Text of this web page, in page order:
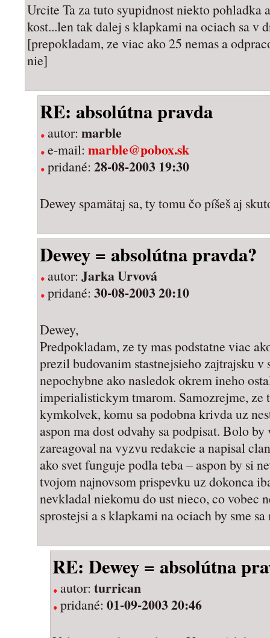
Urcite Ta za tuto syupidnost niekto pohladka
kost...len tak dalej s klapkami na ociach sa v
[prepokladam, ze viac ako 25 nemas a
nie]
RE: absolútna pravda
autor: marble
e-mail: marble@pobox.sk
pridané: 28-08-2003 19:30
Dewey spamätaj sa, ty tomu čo píšeš aj
Dewey = absolútna pravda?
autor: Jarka Urvová
pridané: 30-08-2003 20:10
Dewey,
Predpokladam, ze ty mas podstatne viac
prezil budovanim stastnejsieho zajtrajsku
nepochybne ako nasledok okrem ineho
imperialistickym tmarom. Samozrejme, ze
kymkolvek, komu sa podobna krivda uz
aspon ma dost odvahy sa podpisat. Bolo
zareagoval na vyzvu redakcie a napisal
ako svet funguje podla teba – aspon by si
tvojom najnovsom prispevku uz dokonca
nevkladal niekomu do ust nieco, co vobec
sprostejsi a s klapkami na ociach by sme
RE: Dewey = absolútna
autor: turrican
pridané: 01-09-2003 20:46